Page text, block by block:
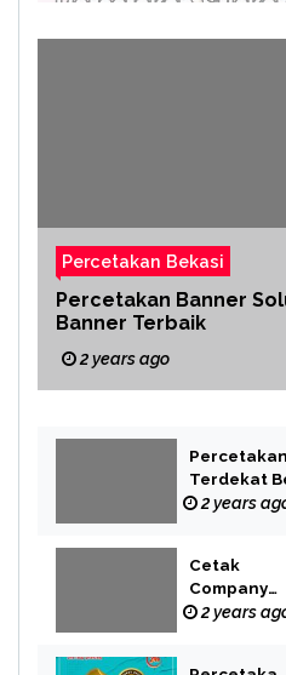
Percetakan Bekasi
Percetakan Banner
Banner Terbaik
2 years ago
Terdekat
2 years
Cetak
Company
Profile
2 years